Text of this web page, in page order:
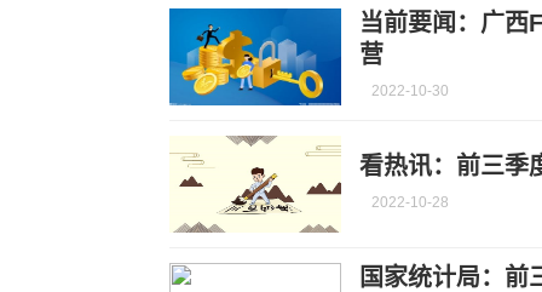
当前要闻：广西
营
2022-10-30
看热讯：前三季
2022-10-28
国家统计局：前